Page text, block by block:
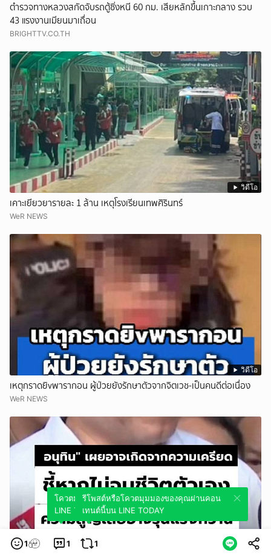
ตำรวจทางหลวงสกัดจับรถตู้ซิ่งหนี 60 กม. เสียหลักขึ้นเกาะกลาง รวบ
43 แรงงานเมียนมาเถื่อน
BRIGHTTV.CO.TH
วิดีโอ
เคาะเยียวยารายละ 1 ล้าน เหตุโรงเรียนเทพศิรินทร์
WeR NEWS
วิดีโอ
เหตุกราดยิvพารากอน ผู้ป่วยยังรักษาตัวจากจิตเวช-เป็นคนดีต่อเนื่อง
WeR NEWS
วิดีโอ
1 1
โควตมุมมองของคุณผ่านคอนเทนต์นี้บน
LINE TODAY
1
รีโพสต์หรือโควตมุมมองของคุณผ่านคอน
เทนต์นี้บน LINE TODAY